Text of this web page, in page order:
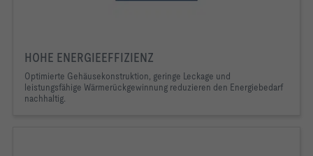
HOHE ENERGIEEFFIZIENZ
Optimierte Gehäusekonstruktion, geringe Leckage und
leistungsfähige Wärmerückgewinnung reduzieren den Energiebedarf
nachhaltig.